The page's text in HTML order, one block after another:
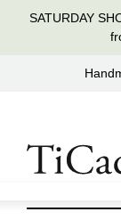
content
SATURDAY